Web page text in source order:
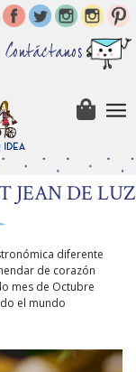
Contáctanos
JEAN DE LUZ
diferente
de corazón
mes de Octubre
el mundo